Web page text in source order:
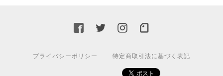
プライバシーポリシー 特定商取引法に基づく表記